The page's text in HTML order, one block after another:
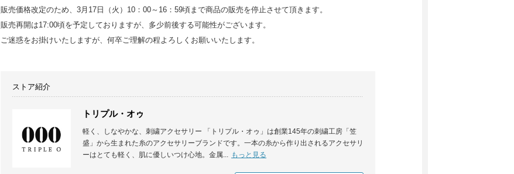
販売価格改定のため、3月17日（火）10：00～16：59頃まで商品の販売を停止させて頂きます。
販売再開は17:00頃を予定しておりますが、多少前後する可能性がございます。
ご迷惑をお掛けいたしますが、何卒ご理解の程よろしくお願いいたします。
ストア紹介
トリプル・オゥ
軽く、しなやかな、刺繍アクセサリー 「トリプル・オゥ」は創業145年の刺繍工房「笠
盛」から生まれた糸のアクセサリーブランドです。一本の糸から作り出されるアクセサリ
ーはとても軽く、肌に優しいつけ心地。金属... もっと見る